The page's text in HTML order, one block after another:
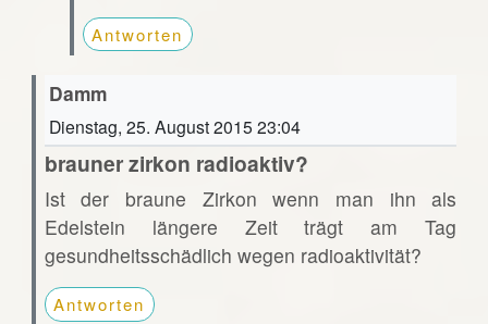
Antworten
Damm
Dienstag, 25. August 2015 23:04
brauner zirkon radioaktiv?
Ist der braune Zirkon wenn man ihn als
Edelstein längere Zeit trägt am Tag
gesundheitsschädlich wegen radioaktivität?
Antworten